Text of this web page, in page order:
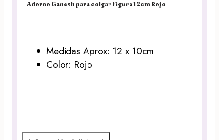
Adorno Ganesh para colgar Figura 12cm Rojo
Medidas Aprox: 12 x 10cm
Color: Rojo